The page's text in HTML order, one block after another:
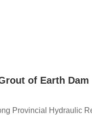
of Earth Dam
Provincial Hydraulic